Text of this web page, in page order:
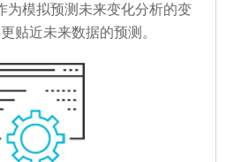
为模拟预测未来变化分析的变
贴近未来数据的预测。